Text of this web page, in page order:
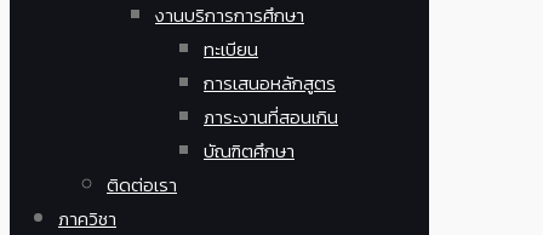
งานบริการการศึกษา
ทะเบียน
การเสนอหลักสูตร
ภาระงานที่สอนเกิน
บัณฑิตศึกษา
ติดต่อเรา
ภาควิชา